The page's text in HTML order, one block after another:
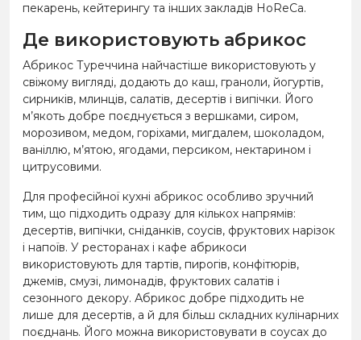
пекарень, кейтерингу та інших закладів HoReCa.
Де використовують абрикос
Абрикос Туреччина найчастіше використовують у
свіжому вигляді, додають до каш, граноли, йогуртів,
сирників, млинців, салатів, десертів і випічки. Його
м’якоть добре поєднується з вершками, сиром,
морозивом, медом, горіхами, мигдалем, шоколадом,
ваніллю, м’ятою, ягодами, персиком, нектарином і
цитрусовими.
Для професійної кухні абрикос особливо зручний
тим, що підходить одразу для кількох напрямів:
десертів, випічки, сніданків, соусів, фруктових нарізок
і напоїв. У ресторанах і кафе абрикоси
використовують для тартів, пирогів, конфітюрів,
джемів, смузі, лимонадів, фруктових салатів і
сезонного декору. Абрикос добре підходить не
лише для десертів, а й для більш складних кулінарних
поєднань. Його можна використовувати в соусах до